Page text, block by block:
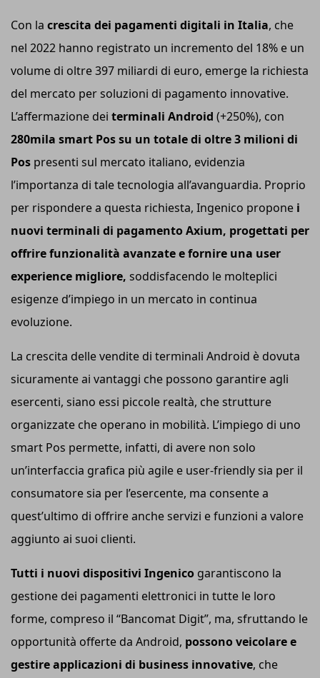
Con la crescita dei pagamenti digitali in Italia, che
nel 2022 hanno registrato un incremento del 18% e un
volume di oltre 397 miliardi di euro, emerge la richiesta
del mercato per soluzioni di pagamento innovative.
L’affermazione dei terminali Android (+250%), con
280mila smart Possu un totale di oltre 3 milioni di
Pos presenti sul mercato italiano, evidenzia
l’importanza di tale tecnologia all’avanguardia. Proprio
per rispondere a questa richiesta, Ingenico propone i
nuovi terminali di pagamento Axium, progettati per
offrire funzionalità avanzate e fornire una user
experience migliore, soddisfacendo le molteplici
esigenze d’impiego in un mercato in continua
evoluzione.
La crescita delle vendite di terminali Android è dovuta
sicuramente ai vantaggi che possono garantire agli
esercenti, siano essi piccole realtà, che strutture
organizzate che operano in mobilità. L’impiego di uno
smart Pos permette, infatti, di avere non solo
un’interfaccia grafica più agile e user-friendly sia per il
consumatore sia per l’esercente, ma consente a
quest’ultimo di offrire anche servizi e funzioni a valore
aggiunto ai suoi clienti.
Tutti i nuovi dispositivi Ingenico garantiscono la
gestione dei pagamenti elettronici in tutte le loro
forme, compreso il “Bancomat Digit”, ma, sfruttando le
opportunità offerte da Android, possono veicolare e
gestire applicazioni di business innovative, che